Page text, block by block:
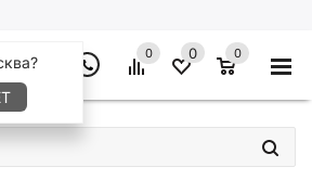
0 0 0
×